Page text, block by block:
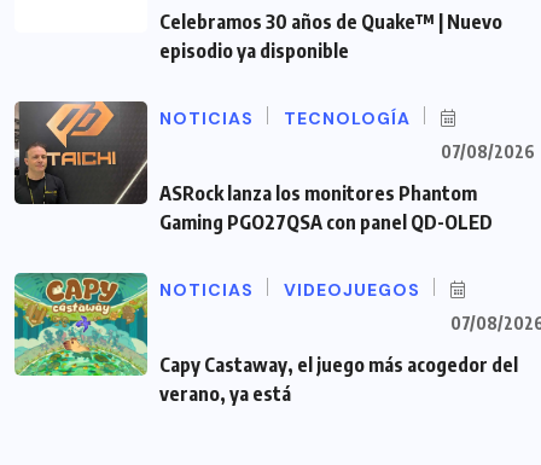
Celebramos 30 años de Quake™ | Nuevo
episodio ya disponible
NOTICIAS TECNOLOGÍA
07/08/2026
ASRock lanza los monitores Phantom
Gaming PGO27QSA con panel QD-OLED
NOTICIAS VIDEOJUEGOS
07/08/
Capy Castaway, el juego más acogedor del
verano, ya está